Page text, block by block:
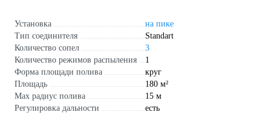
Установка
на пике
Тип соединителя
Standart
Количество сопел
3
Количество режимов распыления
1
Форма площади полива
круг
Площадь
180 м²
Max радиус полива
15 м
Регулировка дальности
есть